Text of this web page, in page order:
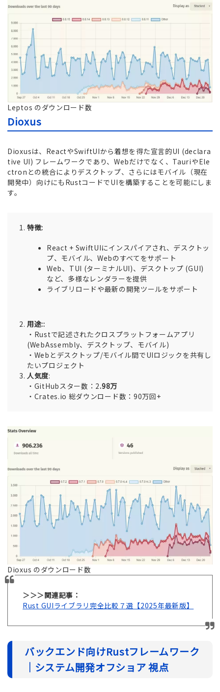
Leptos のダウンロード数
Dioxus
Dioxusは、ReactやSwiftUIから着想を得た宣言的UI (declara
tive UI) フレームワークであり、Webだけでなく、TauriやEle
ctronとの統合によりデスクトップ、さらにはモバイル（現在
開発中）向けにもRustコードでUIを構築することを可能にしま
す。
特徴:
React + SwiftUIにインスパイアされ、デスクトッ
プ、モバイル、Webのすべてをサポート
Web、TUI (ターミナルUI)、デスクトップ (GUI)
など、多様なレンダラーを提供
ライブリロードや最新の開発ツールをサポート
用途::
・Rustで記述されたクロスプラットフォームアプリ
(WebAssembly、デスクトップ、モバイル)
・Webとデスクトップ/モバイル間でUIロジックを共有し
たいプロジェクト
人気度:
・GitHubスター数：2.98万
・Crates.io 総ダウンロード数：90万回+
Dioxus のダウンロード数
＞＞＞関連記事：
Rust GUIライブラリ完全比較７選【2025年最新版】
バックエンド向けRustフレームワーク
｜システム開発オフショア 視点